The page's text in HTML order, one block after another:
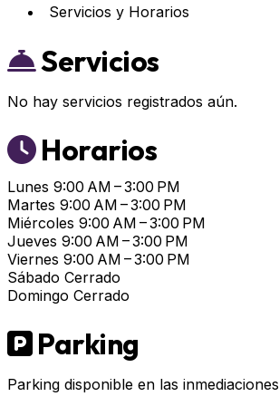
Servicios y Horarios
Servicios
No hay servicios registrados aún.
Horarios
Lunes 9:00 AM – 3:00 PM
Martes 9:00 AM – 3:00 PM
Miércoles 9:00 AM – 3:00 PM
Jueves 9:00 AM – 3:00 PM
Viernes 9:00 AM – 3:00 PM
Sábado Cerrado
Domingo Cerrado
Parking
Parking disponible en las